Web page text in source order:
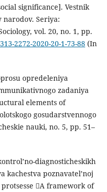
significance]. Vestnik
Seriya:
vol. 20, no. 1, pp.
2272-2020-20-1-73-88(In
opredeleniya
zadaniya
elements of
gosudarstvennogo
nauki, no. 5, pp. 51–
diagnosticheskikh
kachestva poznavatel’noj
A framework of